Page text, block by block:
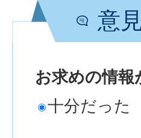
意
お求めの情
十分だった